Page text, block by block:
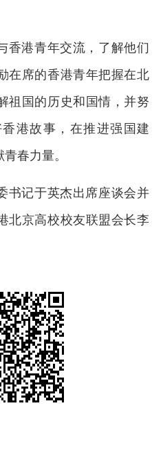
香港青年交流，了解他们
在席的香港青年把握在北
祖国的历史和国情，并努
港故事，在推进强国建
春力量。
书记于英杰出席座谈会并
北京高校校友联盟会长李